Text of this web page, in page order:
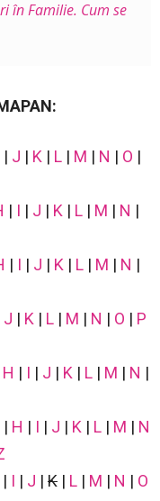
în Familie. Cum se
| J | K | L | M | N | O |
| I | J | K | L | M | N |
| I | J | K | L | M | N |
J | K | L | M | N | O | P
H | I | J | K | L | M | N |
| H | I | J | K | L | M | N
| I | J | K | L | M | N | O